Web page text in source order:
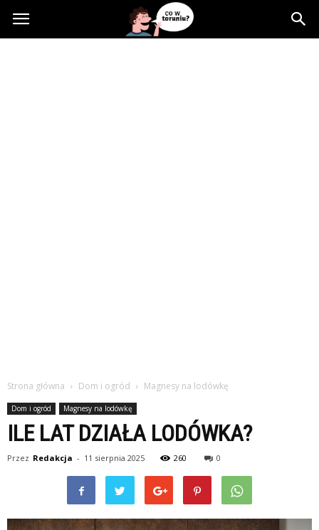
Cowtoruniu.pl
Strona główna Dom i ogród Magnesy na lodówkę
Dom i ogród Magnesy na lodówkę
ILE LAT DZIAŁA LODÓWKA?
Przez Redakcja - 11 sierpnia 2025 260 0